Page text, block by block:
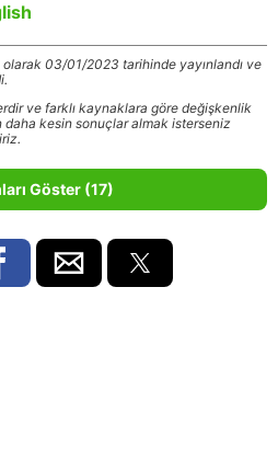
03/01/2023 tarihinde yayınlandı ve
ve farklı kaynaklara göre değişkenlik
kesin sonuçlar almak isterseniz
Göster (17)